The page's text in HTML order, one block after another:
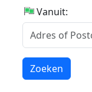
Vanuit:
Laden...
Zoeken